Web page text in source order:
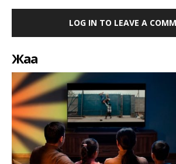
LOG IN TO LEAVE A
Жаңа